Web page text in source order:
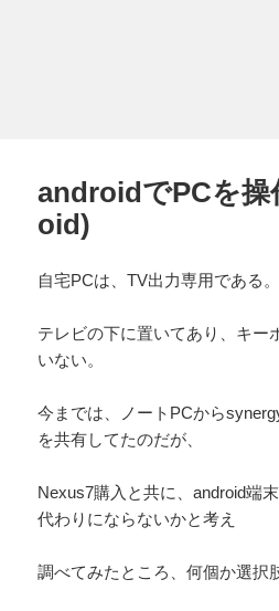
androidでPCを
oid)
自宅PCは、TV出力専用である。
テレビの下に置いてあり、キー
いない。
今までは、ノートPCから
を共有してたのだが、
Nexus7購入と共に、android端
代わりにならないかと考え
調べてみたところ、何個か選択